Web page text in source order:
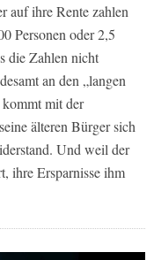
auf ihre Rente zahlen
Personen oder 2,5
die Zahlen nicht
an den „langen
kommt mit der
älteren Bürger sich
Und weil der
ihre Ersparnisse ihm